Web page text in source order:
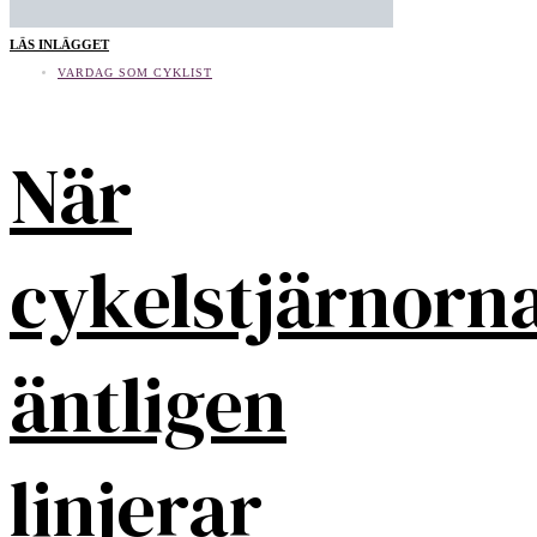
LÄS INLÄGGET
VARDAG SOM CYKLIST
När
äntligen
linjerar